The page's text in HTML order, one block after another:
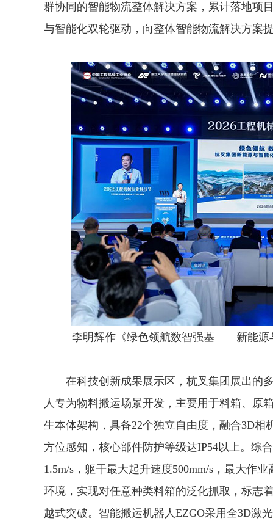
群协同的智能物流整体解决方案，累计落地项
与智能化双轮驱动，向整体智能物流解决方案
李明辉作《绿色领航数智强基——新能源
在科技创新成果展示区，杭叉集团展出的
人专为物料搬运场景开发，主要用于料箱、原
生本体架构，具备22个独立自由度，融合3D相
方位感知，核心部件防护等级达IP54以上。综
1.5m/s，躯干最大起升速度500mm/s，最大作
环境，实现对任意种类料箱的泛化抓取，标志
越式突破。智能搬运机器人EZGO采用全3D激